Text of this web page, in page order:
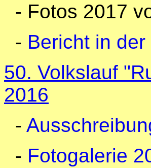
- Fotos 2017
- Bericht in der
50. Volkslauf
2016
-
- Fotogalerie